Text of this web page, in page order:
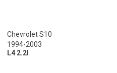
Chevrolet S10
1994-2003
L4 2.2l